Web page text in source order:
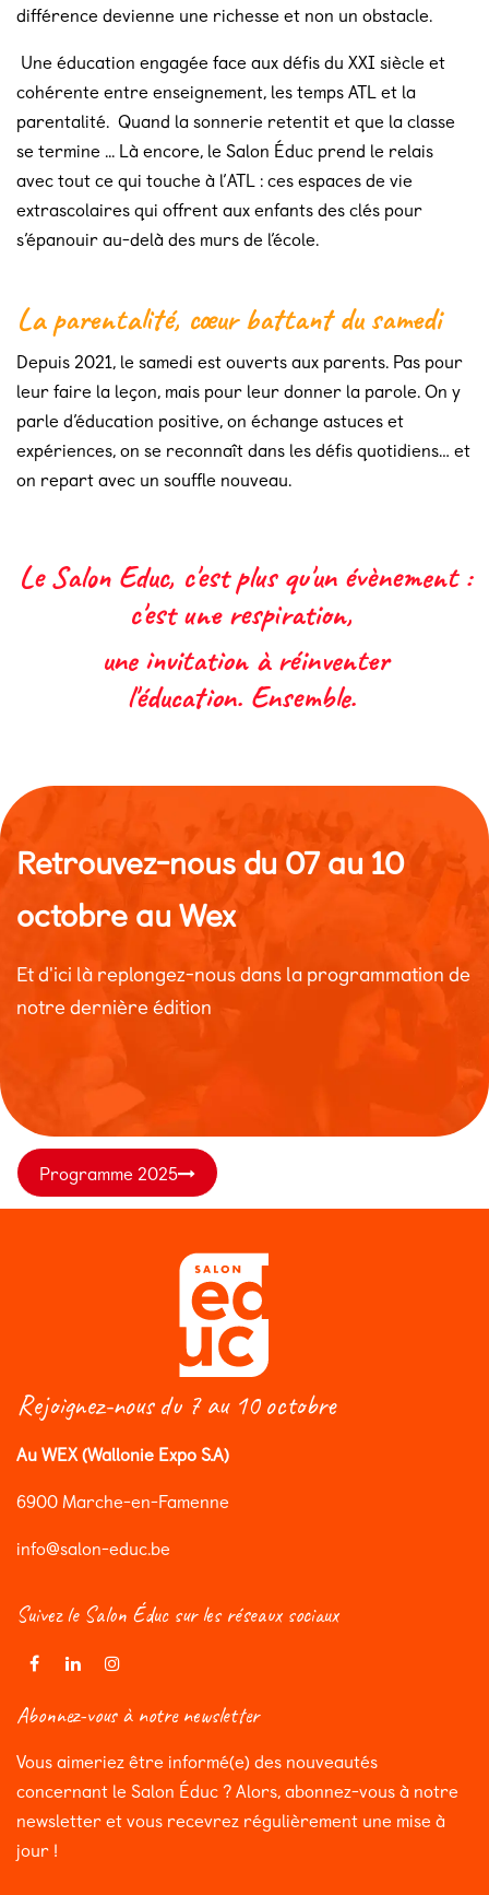
différence devienne une richesse et non un obstacle.
Une éducation engagée face aux défis du XXI siècle et
cohérente entre enseignement, les temps ATL et la
parentalité. Quand la sonnerie retentit et que la classe
se termine ... Là encore, le Salon Éduc prend le relais
avec tout ce qui touche à l’ATL : ces espaces de vie
extrascolaires qui offrent aux enfants des clés pour
s’épanouir au-delà des murs de l’école.
La parentalité, cœur battant du samedi
Depuis 2021, le samedi est ouverts aux parents. Pas pour
leur faire la leçon, mais pour leur donner la parole. On y
parle d’éducation positive, on échange astuces et
expériences, on se reconnaît dans les défis quotidiens… et
on repart avec un souffle nouveau.
Le Salon Educ, c'est plus qu'un évènement :
c'est une respiration,
une invitation à réinventer
l'éducation. Ensemble.
Retrouvez-nous du 07 au 10
octobre au Wex
Et d'ici là replongez-nous dans la programmation de
notre dernière édition
Programme 2025
Abonnez-vous à notre newsletter
Vous aimeriez être informé(e) des nouveautés
concernant le Salon Éduc ? Alors, abonnez-vous à notre
newsletter et vous recevrez régulièrement une mise à
jour !
Rejoignez-nous du 7 au 10 octobre
Au WEX (Wallonie Expo S.A)
6900 Marche-en-Famenne
info@salon-educ.be
Suivez le Salon Éduc sur les réseaux sociaux